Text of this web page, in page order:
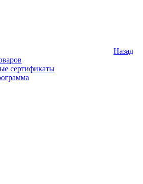
Назад
сертификаты